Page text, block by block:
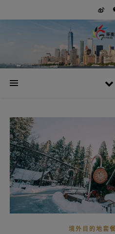
境外目的地套餐